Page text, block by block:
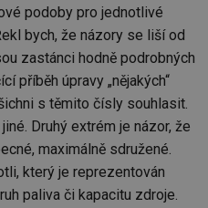
podoby pro jednotlivé
bych, že názory se liší od
zastánci hodně podrobných
příběh úpravy „nějakých“
s těmito čísly souhlasit.
Druhý extrém je názor, že
maximálně sdružené.
který je reprezentován
paliva či kapacitu zdroje.